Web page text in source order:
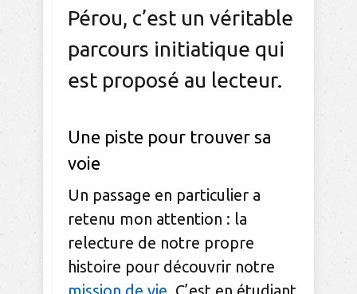
Pérou, c’est un véritable
parcours initiatique qui
est proposé au lecteur.
Une piste pour trouver sa
voie
Un passage en particulier a
retenu mon attention : la
relecture de notre propre
histoire pour découvrir notre